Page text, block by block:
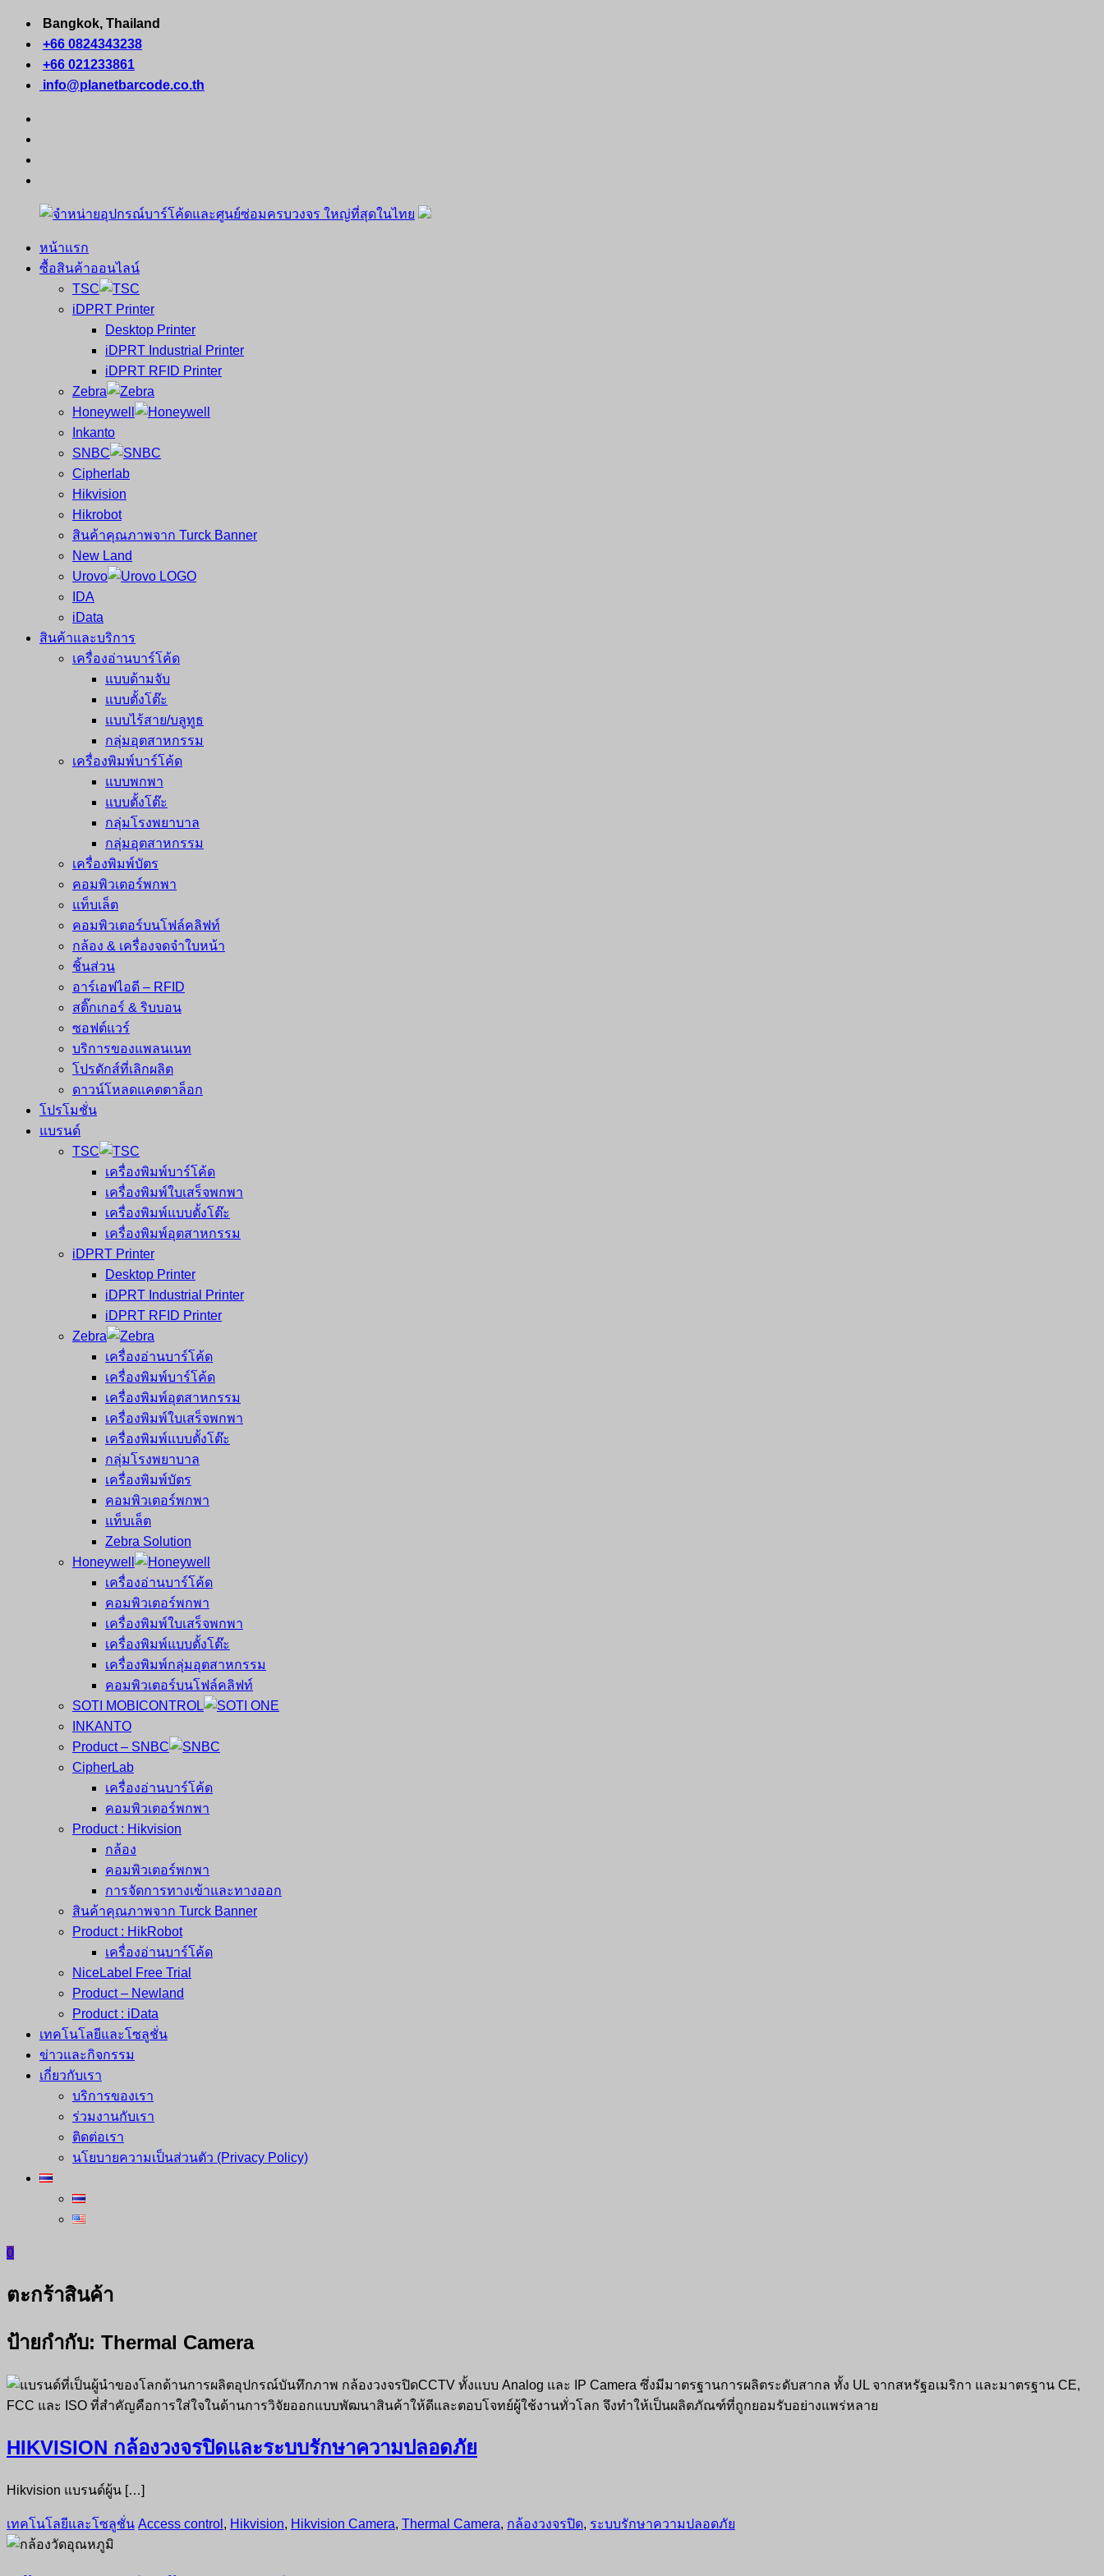
Skip
content
Bangkok, Thailand
+66 0824343238
+66 021233861
info@planetbarcode.co.th
จำหน่าย
คอมพิวเตอร์
หน้าแรก
ซื้อสินค้าออนไลน์
TSC
iDPRT Printer
Desktop Printer
iDPRT Industrial Printer
iDPRT RFID Printer
Zebra
Honeywell
Inkanto
SNBC
Cipherlab
Hikvision
Hikrobot
สินค้าคุณภาพจาก Turck Banner
New Land
Urovo
IDA
iData
สินค้าและบริการ
เครื่องอ่านบาร์โค้ด
แบบด้ามจับ
แบบตั้งโต๊ะ
แบบไร้สาย/บลูทูธ
กลุ่มอุตสาหกรรม
เครื่องพิมพ์บาร์โค้ด
แบบพกพา
แบบตั้งโต๊ะ
กลุ่มโรงพยาบาล
กลุ่มอุตสาหกรรม
เครื่องพิมพ์บัตร
คอมพิวเตอร์พกพา
แท็บเล็ต
คอมพิวเตอร์บนโฟล์คลิฟท์
กล้อง & เครื่องจดจำใบหน้า
ชิ้นส่วน
อาร์เอฟไอดี – RFID
สติ๊กเกอร์ & ริบบอน
ซอฟต์แวร์
บริการของแพลนเนท
โปรดักส์ที่เลิกผลิต
ดาวน์โหลดแคตตาล็อก
โปรโมชั่น
แบรนด์
TSC
เครื่องพิมพ์บาร์โค้ด
เครื่องพิมพ์ใบเสร็จพกพา
เครื่องพิมพ์แบบตั้งโต๊ะ
เครื่องพิมพ์อุตสาหกรรม
iDPRT Printer
Desktop Printer
iDPRT Industrial Printer
iDPRT RFID Printer
Zebra
เครื่องอ่านบาร์โค้ด
เครื่องพิมพ์บาร์โค้ด
เครื่องพิมพ์อุตสาหกรรม
เครื่องพิมพ์ใบเสร็จพกพา
เครื่องพิมพ์แบบตั้งโต๊ะ
กลุ่มโรงพยาบาล
เครื่องพิมพ์บัตร
คอมพิวเตอร์พกพา
แท็บเล็ต
Zebra Solution
Honeywell
เครื่องอ่านบาร์โค้ด
คอมพิวเตอร์พกพา
เครื่องพิมพ์ใบเสร็จพกพา
เครื่องพิมพ์แบบตั้งโต๊ะ
เครื่องพิมพ์กลุ่มอุตสาหกรรม
คอมพิวเตอร์บนโฟล์คลิฟท์
SOTI MOBICONTROL
INKANTO
Product – SNBC
CipherLab
เครื่องอ่านบาร์โค้ด
คอมพิวเตอร์พกพา
Product : Hikvision
กล้อง
คอมพิวเตอร์พกพา
การจัดการทางเข้าและทางออก
สินค้าคุณภาพจาก Turck Banner
Product : HikRobot
เครื่องอ่านบาร์โค้ด
NiceLabel Free Trial
Product – Newland
Product : iData
เทคโนโลยีและโซลูชั่น
ข่าวและกิจกรรม
เกี่ยวกับเรา
บริการของเรา
ร่วมงานกับเรา
ติดต่อเรา
นโยบายความเป็นส่วนตัว (Privacy Policy)
0
ตะกร้าสินค้า
ป้ายกำกับ: Thermal Camera
HIKVISION กล้องวงจรปิดและระบบรักษาความปลอดภัย
Hikvision แบรนด์ผู้น […]
เทคโนโลยีและโซลูชั่น Access control , Hikvision, Hikvision Camera, Thermal Camera, กล้องวงจรปิด, ระบบรักษาความปลอดภัย